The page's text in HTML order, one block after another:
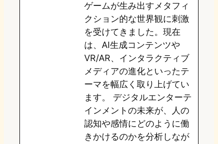
ゲームが生み出すメタフィ
クション的な世界観に刺激
を受けてきました。現在
は、AI生成コンテンツや
VR/AR、インタラクティブ
メディアの進化といったテ
ーマを幅広く取り上げてい
ます。 デジタルエンターテ
インメントの未来が、人の
認知や感情にどのように働
きかけるのかを分析しなが